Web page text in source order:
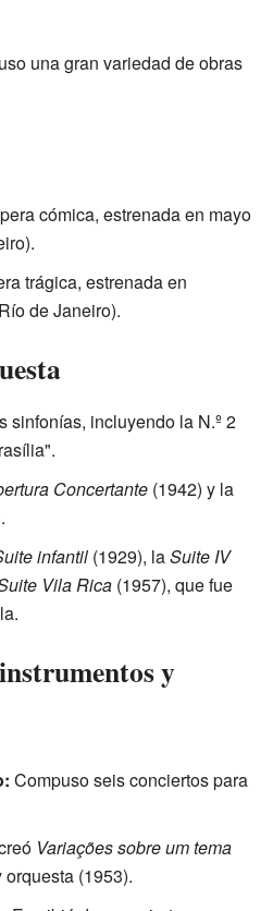
una gran variedad de obras
cómica, estrenada en mayo
trágica, estrenada en
de Janeiro).
sinfonías, incluyendo la N.º 2
Concertante (1942) y la
infantil (1929), laSuite IV
Vila Rica (1957), que fue
y
Compuso seis conciertos para
Variações sobre um tema
(1953).